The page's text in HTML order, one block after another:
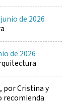
de 2026
de 2026
por Cristina y
recomienda